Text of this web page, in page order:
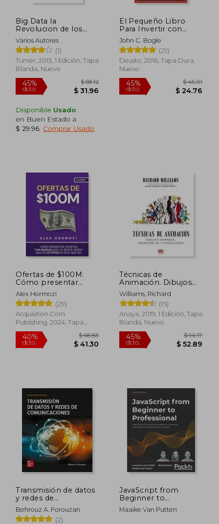
Big Data la
Revolucion de los
Datos Masivos
Varios Autores
(1)
Turner, 2013, 1 Edición, Tapa
Blanda, Nuevo
Disponible Usado
en Buen Estado a
$ 29.96 Comprar Usado
El Pequeño Libro
Para Invertir con
Sentido Común: El
Mejor Método Para
Garantizar la
Rentabilidad en Bolsa
John C. Bogle
(21)
Deusto, 2016, Tapa Dura,
Nuevo
Ofertas de $100M:
Cómo presentar
ofertas tan buenas
que la gente sienta
que es estúpida si dice
que no
Alex Hormozi
(29)
Acquisition.Com
Publishing, 2024, Tapa
Blanda, Nuevo
40%
dcto.
$ 68.83
$ 41.30
Técnicas de
Animación. Dibujos
Animados. Animación
3d y Videojuegos
Williams, Richard
(15)
Anaya, 2019, 1 Edición, Tapa
Blanda, Nuevo
45%
dcto.
Transmisión de datos
y redes de
comunicaciones
Behrouz A. Forouzan
(2)
JavaScript from
Beginner to
Professional: Learn
JavaScript quickly by
Maaike Van Putten